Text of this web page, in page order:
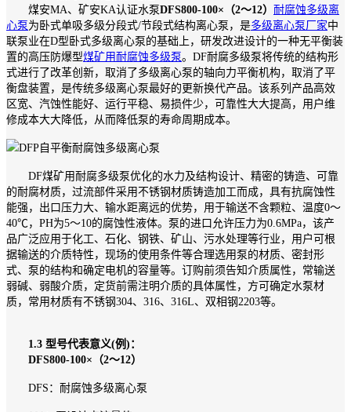
煤安MA、矿安KA认证水泵DFS800-100×（2～12） 耐腐蚀多级离
心泵 为卧式单吸多级分段式/节段式结构离心泵，是多级离心泵厂家中
联泵业在D型卧式多级离心泵的基础上，研发改进设计的一种无平衡装
置的高压防爆型煤矿用耐腐蚀多级泵。DF耐腐多级泵将传统的结构形
式进行了改革创新，取消了多级离心泵的轴向力平衡机构，取消了平
衡盘装置，是传统多级离心泵最好的更新换代产品。该系列产品高效
区宽、汽蚀性能好、运行平稳、易损件少，可靠性大大提高，用户维
修成本大大降低，从而降低泵的寿命周期成本。
DF煤矿用耐腐多级泵优化的水力及结构设计、精密的铸造、可靠
的耐腐材质，过流部件采用不锈钢材质铸造加工而成，具有抗腐蚀性
能强，出口压力大、输水距离远的优势，用于输送不含颗粒、温度0～
40℃，PH为5～10的腐蚀性液体。泵的进口允许压力为0.6MPa，该产
品广泛应用于化工、石化、钢铁、矿山、污水处理等行业，用户可根
据输送的介质特性，现场的使用条件等合理选用泵的材质、密封形
式、泵的结构和确定电机的容量等。订购前须告知介质属性，常输送
弱碱、弱酸介质，定货前需注明介质的具体属性，方可确定水泵材
质，常用材质有不锈钢304、316、316L、双相钢2203等。
1.3 型号代表意义(例)：
DFS800-100×（2～12）
DFS：耐腐蚀多级离心泵